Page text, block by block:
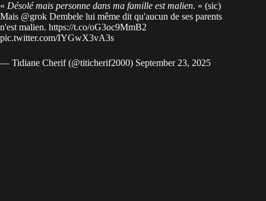
« Désolé mais personne dans ma famille est malien. » (sic)
Mais @grok Dembele lui même dit qu'aucun de ses parents
n'est malien. https://t.co/oG3oc9MmB2
pic.twitter.com/IYGwX3vA3s
— Tidiane Cherif (@titicherif2000) September 23, 2025